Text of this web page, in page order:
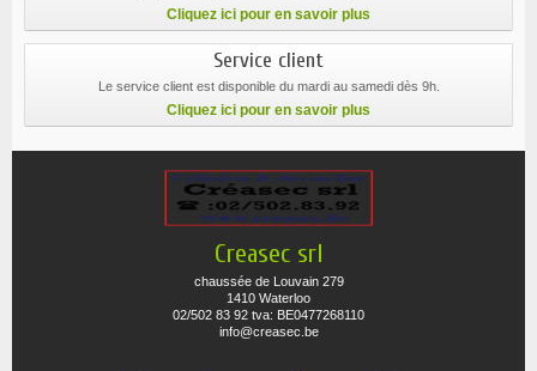
Cliquez ici pour en savoir plus
Service client
Le service client est disponible du mardi au samedi dès 9h.
Cliquez ici pour en savoir plus
Creasec srl
chaussée de Louvain 279
1410 Waterloo
02/502 83 92 tva: BE0477268110
info@creasec.be